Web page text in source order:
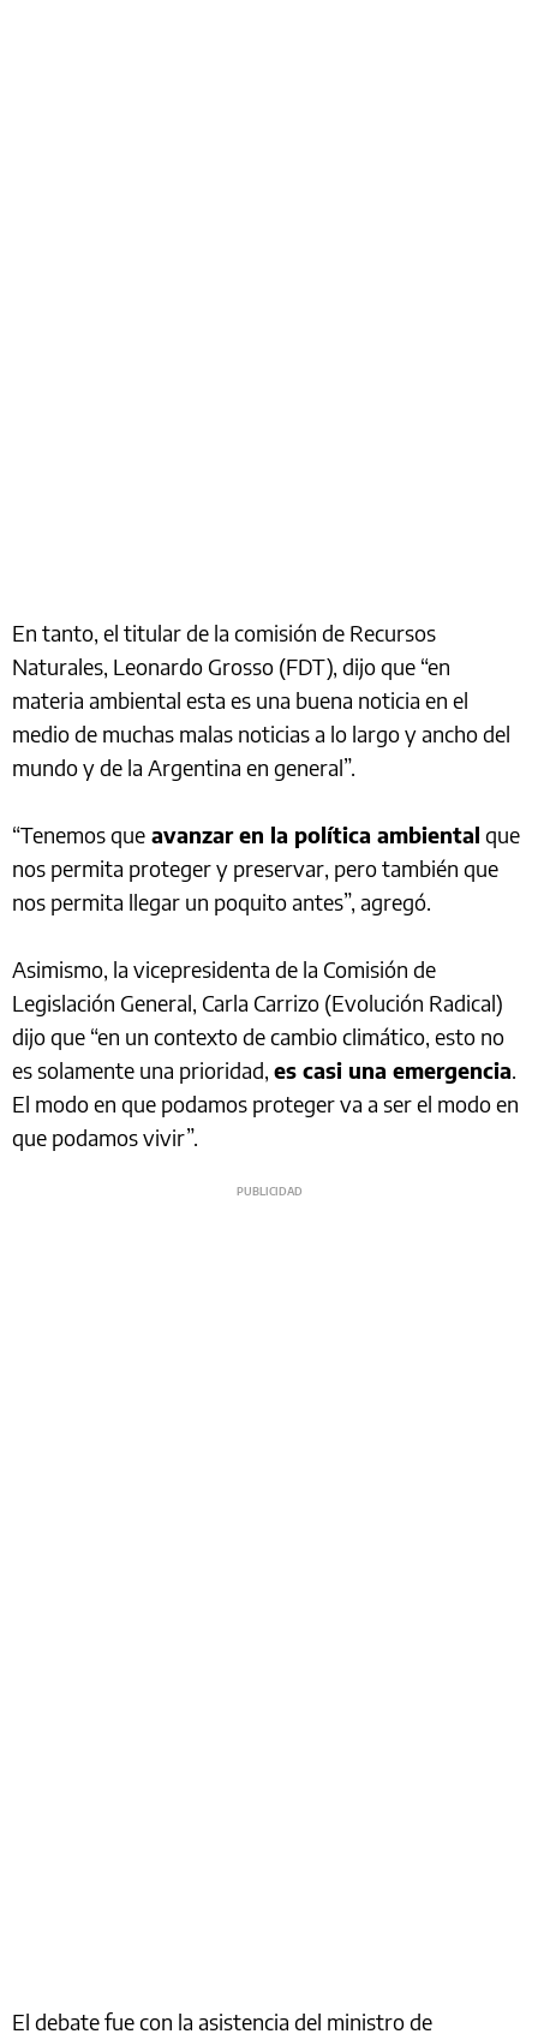
En tanto, el titular de la comisión de Recursos
Naturales, Leonardo Grosso (FDT), dijo que “en
materia ambiental esta es una buena noticia en el
medio de muchas malas noticias a lo largo y ancho del
mundo y de la Argentina en general”.
“Tenemos que avanzar en la política ambiental que
nos permita proteger y preservar, pero también que
nos permita llegar un poquito antes”, agregó.
Asimismo, la vicepresidenta de la Comisión de
Legislación General, Carla Carrizo (Evolución Radical)
dijo que “en un contexto de cambio climático, esto no
es solamente una prioridad, es casi una emergencia.
El modo en que podamos proteger va a ser el modo en
que podamos vivir”.
El debate fue con la asistencia del ministro de